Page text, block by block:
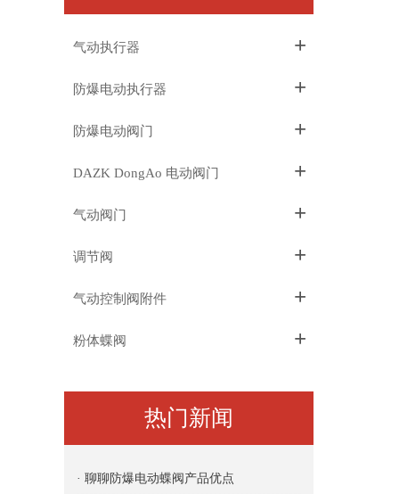
气动执行器 +
防爆电动执行器 +
防爆电动阀门 +
DAZK DongAo 电动阀门 +
气动阀门 +
调节阀 +
气动控制阀附件 +
粉体蝶阀 +
热门新闻
· 聊聊防爆电动蝶阀产品优点